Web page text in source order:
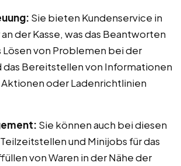
Sie bieten Kundenservice in
der Kasse, was das Beantworten
Lösen von Problemen bei der
das Bereitstellen von Informationen
oder Ladenrichtlinien
Sie können auch bei diesen
und Minijobs für das
von Waren in der Nähe der